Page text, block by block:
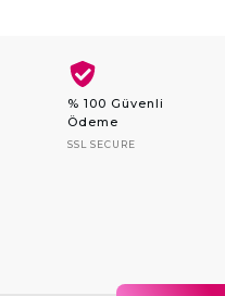
% 100 Güvenli
Ödeme
SSL SECURE